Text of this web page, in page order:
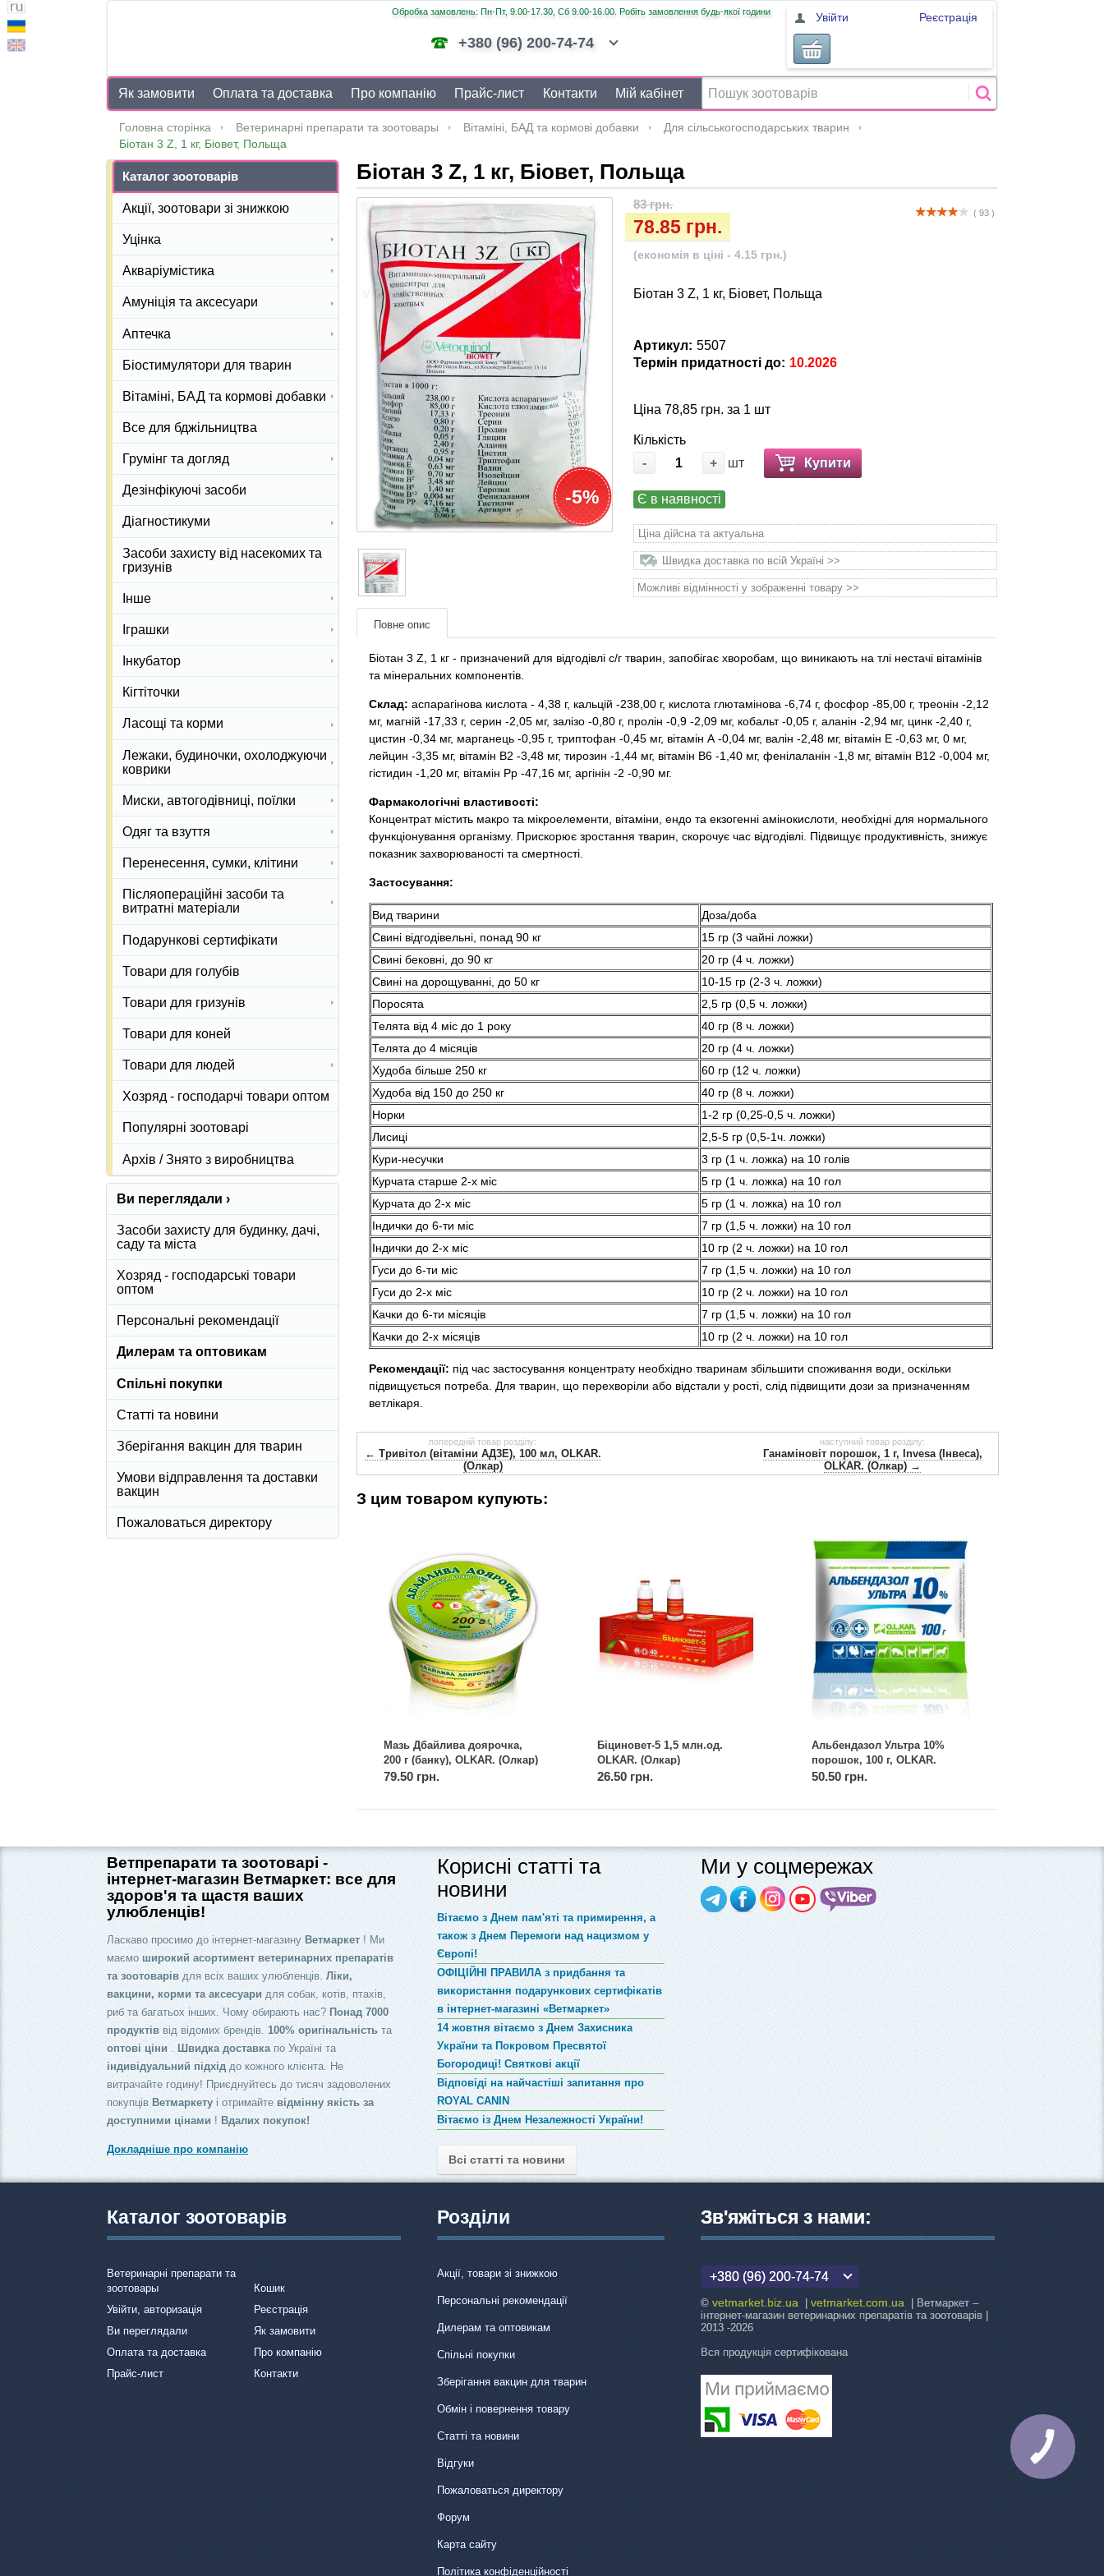
Обробка замовлень: Пн-Пт, 9.00-17.30, Сб 9.00-16.00. Робіть замовлення будь-якої години
+380 (96) 200-74-74
Увійти Реєстрація
Як замовити Оплата та доставка Про компанію Прайс-лист Контакти Мій кабінет
Головна сторінка Ветеринарні препарати та зоотовары Вітаміні, БАД та кормові добавки
Для сільськогосподарських тварин
Біотан 3 Z, 1 кг, Біовет, Польща
Біотан 3 Z, 1 кг, Біовет, Польща
-5%
( 93 )
83 грн.
78.85 грн.
(економія в ціні - 4.15 грн.)
Біотан 3 Z, 1 кг, Біовет, Польща
Артикул: 5507
Термін придатності до: 10.2026
Ціна 78,85 грн. за 1 шт
Кількість
-
+ шт Купити
Є в наявності
Ціна дійсна та актуальна
Швидка доставка по всій Україні >>
Можливі відмінності у зображенні товару >>
Повне опис
Біотан 3 Z, 1 кг - призначений для відгодівлі с/г тварин, запобігає хворобам, що виникають на тлі нестачі вітамінів
та мінеральних компонентів.
Склад: аспарагінова кислота - 4,38 г, кальцій -238,00 г, кислота глютамінова -6,74 г, фосфор -85,00 г, треонін -2,12
мг, магній -17,33 г, серин -2,05 мг, залізо -0,80 г, пролін -0,9 -2,09 мг, кобальт -0,05 г, аланін -2,94 мг, цинк -2,40 г,
цистин -0,34 мг, марганець -0,95 г, триптофан -0,45 мг, вітамін А -0,04 мг, валін -2,48 мг, вітамін Е -0,63 мг, 0 мг,
лейцин -3,35 мг, вітамін В2 -3,48 мг, тирозин -1,44 мг, вітамін В6 -1,40 мг, фенілаланін -1,8 мг, вітамін В12 -0,004 мг,
гістидин -1,20 мг, вітамін Рр -47,16 мг, аргінін -2 -0,90 мг.
Фармакологічні властивості:
Концентрат містить макро та мікроелементи, вітаміни, ендо та екзогенні амінокислоти, необхідні для нормального
функціонування організму. Прискорює зростання тварин, скорочує час відгодівлі. Підвищує продуктивність, знижує
показник захворюваності та смертності.
Застосування:
Вид тварини
Доза/доба
Свині відгодівельні, понад 90 кг
15 гр (3 чайні ложки)
Свині бековні, до 90 кг
20 гр (4 ч. ложки)
Свині на дорощуванні, до 50 кг
10-15 гр (2-3 ч. ложки)
Поросята
2,5 гр (0,5 ч. ложки)
Телята від 4 міс до 1 року
40 гр (8 ч. ложки)
Телята до 4 місяців
20 гр (4 ч. ложки)
Худоба більше 250 кг
60 гр (12 ч. ложки)
Худоба від 150 до 250 кг
40 гр (8 ч. ложки)
Норки
1-2 гр (0,25-0,5 ч. ложки)
Лисиці
2,5-5 гр (0,5-1ч. ложки)
Кури-несучки
3 гр (1 ч. ложка) на 10 голів
Курчата старше 2-х міс
5 гр (1 ч. ложка) на 10 гол
Курчата до 2-х міс
5 гр (1 ч. ложка) на 10 гол
Індички до 6-ти міс
7 гр (1,5 ч. ложки) на 10 гол
Індички до 2-х міс
10 гр (2 ч. ложки) на 10 гол
Гуси до 6-ти міс
7 гр (1,5 ч. ложки) на 10 гол
Гуси до 2-х міс
10 гр (2 ч. ложки) на 10 гол
Качки до 6-ти місяців
7 гр (1,5 ч. ложки) на 10 гол
Качки до 2-х місяців
10 гр (2 ч. ложки) на 10 гол
Рекомендації: під час застосування концентрату необхідно тваринам збільшити споживання води, оскільки
підвищується потреба. Для тварин, що перехворіли або відстали у рості, слід підвищити дози за призначенням
ветлікаря.
попередній товар розділу:
← Тривітол (вітаміни АД3Е), 100 мл, OLKAR.
(Олкар)
наступний товар розділу:
Ганаміновіт порошок, 1 г, Invesa (Інвеса),
OLKAR. (Олкар) →
З цим товаром купують:
Мазь Дбайлива доярочка,
200 г (банку), OLKAR. (Олкар)
79.50 грн.
Біциновет-5 1,5 млн.од.
OLKAR. (Олкар)
26.50 грн.
Альбендазол Ультра 10%
порошок, 100 г, OLKAR.
(Олкар)
50.50 грн.
Каталог зоотоварів
Акції, зоотовари зі знижкою
Уцінка
Акваріумістика
Амуніція та аксесуари
Аптечка
Біостимулятори для тварин
Вітаміні, БАД та кормові добавки
Все для бджільництва
Грумінг та догляд
Дезінфікуючі засоби
Діагностикуми
Засоби захисту від насекомих та
гризунів
Інше
Іграшки
Інкубатор
Кігтіточки
Ласощі та корми
Лежаки, будиночки, охолоджуючи
коврики
Миски, автогодівниці, поїлки
Одяг та взуття
Перенесення, сумки, клітини
Післяопераційні засоби та
витратні матеріали
Подарункові сертифікати
Товари для голубів
Товари для гризунів
Товари для коней
Товари для людей
Хозряд - господарчі товари оптом
Популярні зоотоварі
Архів / Знято з виробництва
Ви переглядали ›
Засоби захисту для будинку, дачі,
саду та міста
Хозряд - господарські товари
оптом
Персональні рекомендації
Дилерам та оптовикам
Спільні покупки
Статті та новини
Зберігання вакцин для тварин
Умови відправлення та доставки
вакцин
Пожаловаться директору
Ветпрепарати та зоотоварі -
інтернет-магазин Ветмаркет: все для
здоров'я та щастя ваших
улюбленців!
Ласкаво просимо до інтернет-магазину Ветмаркет ! Ми
маємоширокий асортимент ветеринарних препаратів
та зоотоварівдля всіх ваших улюбленців. Ліки,
вакцини, корми та аксесуаридля собак, котів, птахів,
риб та багатьох інших. Чому обирають нас? Понад 7000
продуктів від відомих брендів.100% оригінальність та
оптові ціни. Швидка доставка по Україні та
індивідуальний підхід до кожного клієнта. Не
витрачайте годину! Приєднуйтесь до тисяч задоволених
покупців Ветмаркетуі отримайте відмінну якість за
доступними цінами ! Вдалих покупок!
Докладніше про компанію
Корисні статті та
новини
Вітаємо з Днем пам'яті та примирення, а
також з Днем Перемоги над нацизмом у
Європі!
ОФІЦІЙНІ ПРАВИЛА з придбання та
використання подарункових сертифікатів
в інтернет-магазині «Ветмаркет»
14 жовтня вітаємо з Днем Захисника
України та Покровом Пресвятої
Богородиці! Святкові акції
Відповіді на найчастіші запитання про
ROYAL CANIN
Вітаємо із Днем Незалежності України!
Всі статті та новини
Ми у соцмережах
Каталог зоотоварів
Ветеринарні препарати та
зоотовары
Кошик
Увійти, авторизація
Реєстрація
Ви переглядали
Як замовити
Оплата та доставка
Про компанію
Прайс-лист
Контакти
Розділи
Акції, товари зі знижкою
Персональні рекомендації
Дилерам та оптовикам
Спільні покупки
Зберігання вакцин для тварин
Обмін і повернення товару
Статті та новини
Відгуки
Пожаловаться директору
Форум
Карта сайту
Політика конфіденційності
Зв'яжіться з нами:
+380 (96) 200-74-74
©vetmarket.biz.ua |vetmarket.com.ua | Ветмаркет –
інтернет-магазин ветеринарних препаратів та зоотоварів |
2013 -2026
Вся продукція сертифікована
КНОПКА
ЗВ'ЯЗКУ